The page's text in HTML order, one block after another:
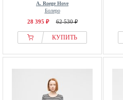
A. Roege Hove
Болеро
28 395 ₽ 62 530 ₽
КУПИТЬ